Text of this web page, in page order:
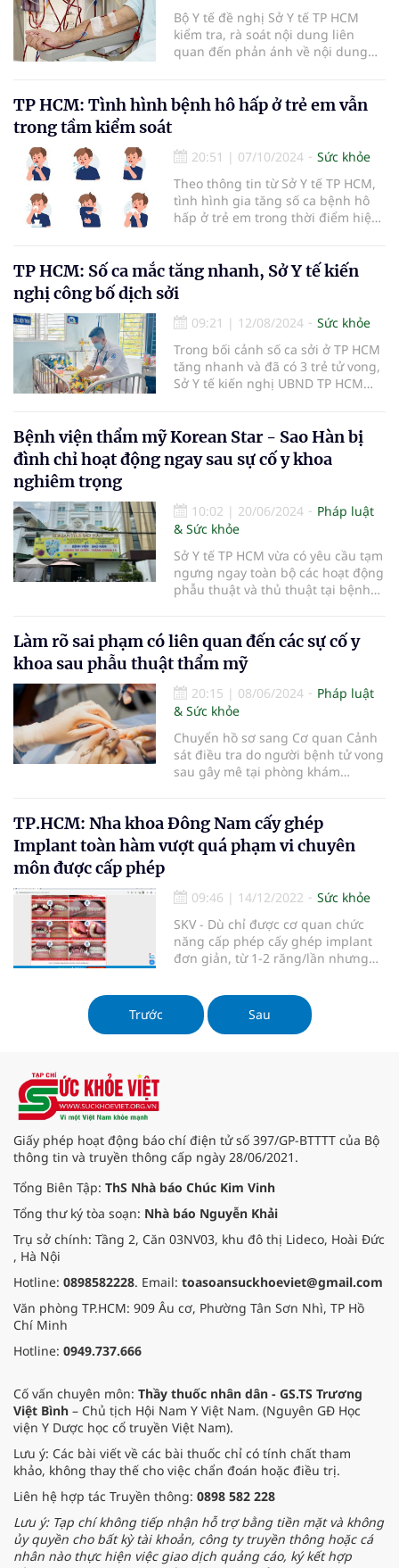
Bộ Y tế đề nghị Sở Y tế TP HCM
kiểm tra, rà soát nội dung liên
quan đến phản ánh về nội dung
TP HCM: Tình hình bệnh hô hấp ở trẻ em vẫn
trong tầm kiểm soát
20:51 | 07/10/2024
Sức khỏe
Theo thông tin từ Sở Y tế TP HCM,
tình hình gia tăng số ca bệnh hô
hấp ở trẻ em trong thời điểm hiện
TP HCM: Số ca mắc tăng nhanh, Sở Y tế kiến
nghị công bố dịch sởi
09:21 | 12/08/2024
Sức khỏe
Trong bối cảnh số ca sởi ở TP HCM
tăng nhanh và đã có 3 trẻ tử vong,
Sở Y tế kiến nghị UBND TP HCM
Bệnh viện thẩm mỹ Korean Star - Sao Hàn bị
đình chỉ hoạt động ngay sau sự cố y khoa
nghiêm trọng
10:02 | 20/06/2024
Pháp luật
& Sức khỏe
Sở Y tế TP HCM vừa có yêu cầu tạm
ngưng ngay toàn bộ các hoạt động
phẫu thuật và thủ thuật tại bệnh
Làm rõ sai phạm có liên quan đến các sự cố y
khoa sau phẫu thuật thẩm mỹ
20:15 | 08/06/2024
Pháp luật
& Sức khỏe
Chuyển hồ sơ sang Cơ quan Cảnh
sát điều tra do người bệnh tử vong
sau gây mê tại phòng khám
tế Thailand Hospital
TP.HCM: Nha khoa Đông Nam cấy ghép
Implant toàn hàm vượt quá phạm vi chuyên
môn được cấp phép
09:46 | 14/12/2022
Sức khỏe
SKV - Dù chỉ được cơ quan chức
năng cấp phép cấy ghép implant
đơn giản, từ 1-2 răng/lần nhưng
411 Nguyễn Kiệm, phường 9, quận
Phú Nhuận, TP.HCM) vẫn quảng
cáo nhiều cấy ghép implant cho
Trước Sau
Giấy phép hoạt động báo chí điện tử số 397/GP-BTTTT của Bộ
thông tin và truyền thông cấp ngày 28/06/2021.
Tổng Biên Tập: ThS Nhà báo Chúc Kim Vinh
Tổng thư ký tòa soạn: Nhà báo Nguyễn Khải
Trụ sở chính: Tầng 2, Căn 03NV03, khu đô thị Lideco, Hoài Đức
, Hà Nội
Hotline: 0898582228. Email: toasoansuckhoeviet@gmail.com
Văn phòng TP.HCM: 909 Âu cơ, Phường Tân Sơn Nhì, TP Hồ
Chí Minh
Hotline: 0949.737.666
Cố vấn chuyên môn: Thầy thuốc nhân dân - GS.TS Trương
Việt Bình – Chủ tịch Hội Nam Y Việt Nam. (Nguyên GĐ Học
viện Y Dược học cổ truyền Việt Nam).
Lưu ý: Các bài viết về các bài thuốc chỉ có tính chất tham
khảo, không thay thế cho việc chẩn đoán hoặc điều trị.
Liên hệ hợp tác Truyền thông: 0898 582 228
Lưu ý: Tạp chí không tiếp nhận hỗ trợ bằng tiền mặt và không
ủy quyền cho bất kỳ tài khoản, công ty truyền thông hoặc cá
nhân nào thực hiện việc giao dịch quảng cáo, ký kết hợp